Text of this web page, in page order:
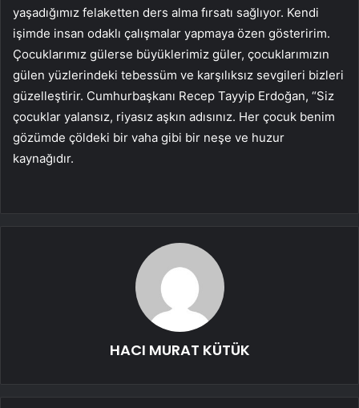
yaşadığımız felaketten ders alma fırsatı sağlıyor. Kendi
işimde insan odaklı çalışmalar yapmaya özen gösteririm.
Çocuklarımız gülerse büyüklerimiz güler, çocuklarımızın
gülen yüzlerindeki tebessüm ve karşılıksız sevgileri bizleri
güzelleştirir. Cumhurbaşkanı Recep Tayyip Erdoğan, “Siz
çocuklar yalansız, riyasız aşkın adısınız. Her çocuk benim
gözümde çöldeki bir vaha gibi bir neşe ve huzur
kaynağıdır.
HACI MURAT KÜTÜK